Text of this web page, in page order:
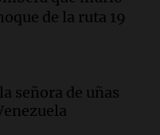
de
de 15.000
de bonos y
y
de la ruta 19
señora de uñas